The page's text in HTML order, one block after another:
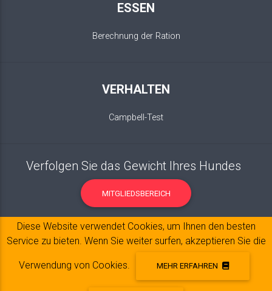
ESSEN
Berechnung der Ration
VERHALTEN
Campbell-Test
Verfolgen Sie das Gewicht Ihres Hundes
MITGLIEDSBEREICH
Diese Website verwendet Cookies, um Ihnen den besten
Service zu bieten. Wenn Sie weiter surfen, akzeptieren Sie die
Verwendung von Cookies. MEHR ERFAHREN